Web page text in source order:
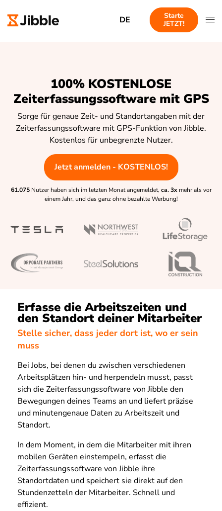
DE
Starte
JETZT!
100% KOSTENLOSE
Zeiterfassungssoftware mit GPS
Sorge für genaue Zeit- und Standortangaben mit der
Zeiterfassungssoftware mit GPS-Funktion von Jibble.
Kostenlos für unbegrenzte Nutzer.
Jetzt anmelden - KOSTENLOS!
61.075 Nutzer haben sich im letzten Monat angemeldet, ca. 3x mehr als vor
einem Jahr, und das ganz ohne bezahlte Werbung!
Erfasse die Arbeitszeiten und
den Standort deiner Mitarbeiter
Stelle sicher, dass jeder dort ist, wo er sein
muss
Bei Jobs, bei denen du zwischen verschiedenen
Arbeitsplätzen hin- und herpendeln musst, passt
sich die Zeiterfassungssoftware von Jibble den
Bewegungen deines Teams an und liefert präzise
und minutengenaue Daten zu Arbeitszeit und
Standort.
In dem Moment, in dem die Mitarbeiter mit ihren
mobilen Geräten einstempeln, erfasst die
Zeiterfassungssoftware von Jibble ihre
Standortdaten und speichert sie direkt auf den
Stundenzetteln der Mitarbeiter. Schnell und
effizient.